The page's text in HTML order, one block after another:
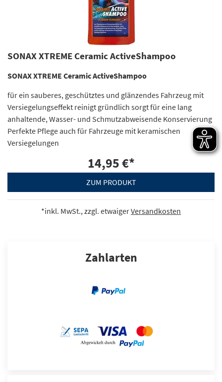
SONAX XTREME Ceramic ActiveShampoo
SONAX XTREME Ceramic ActiveShampoo
für ein sauberes, geschütztes und glänzendes Fahrzeug mit
Versiegelungseffekt reinigt gründlich sorgt für eine lang
anhaltende, Wasser- und Schmutzabweisende Konservierung
Perfekte Pflege auch für Fahrzeuge mit keramischen
Versiegelungen
14,95 €*
ZUM PRODUKT
*inkl. MwSt., zzgl. etwaigerVersandkosten
Zahlarten